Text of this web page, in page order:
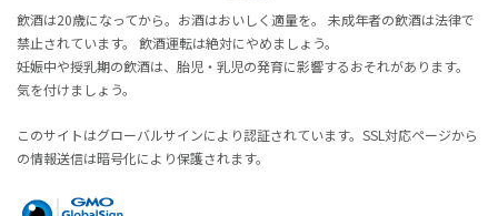
飲酒は20歳になってから。お酒はおいしく適量を。 未成年者の飲酒は法律で
禁止されています。 飲酒運転は絶対にやめましょう。
妊娠中や授乳期の飲酒は、胎児・乳児の発育に影響するおそれがあります。
気を付けましょう。
このサイトはグローバルサインにより認証されています。SSL対応ページから
の情報送信は暗号化により保護されます。